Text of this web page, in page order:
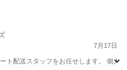
7月17日
ト配送スタッフをお任せします。 個